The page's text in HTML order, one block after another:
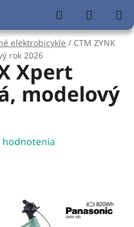
Hľadať
KOŠÍK
elektrobicykle / CTM ZYNK
rok 2026
Xpert
modelový